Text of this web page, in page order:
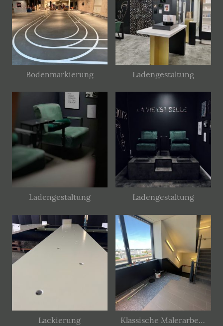
Bodenmarkierung Ladengestaltung
Ladengestaltung Ladengestaltung
Lackierung Klassische Malerarbeiten